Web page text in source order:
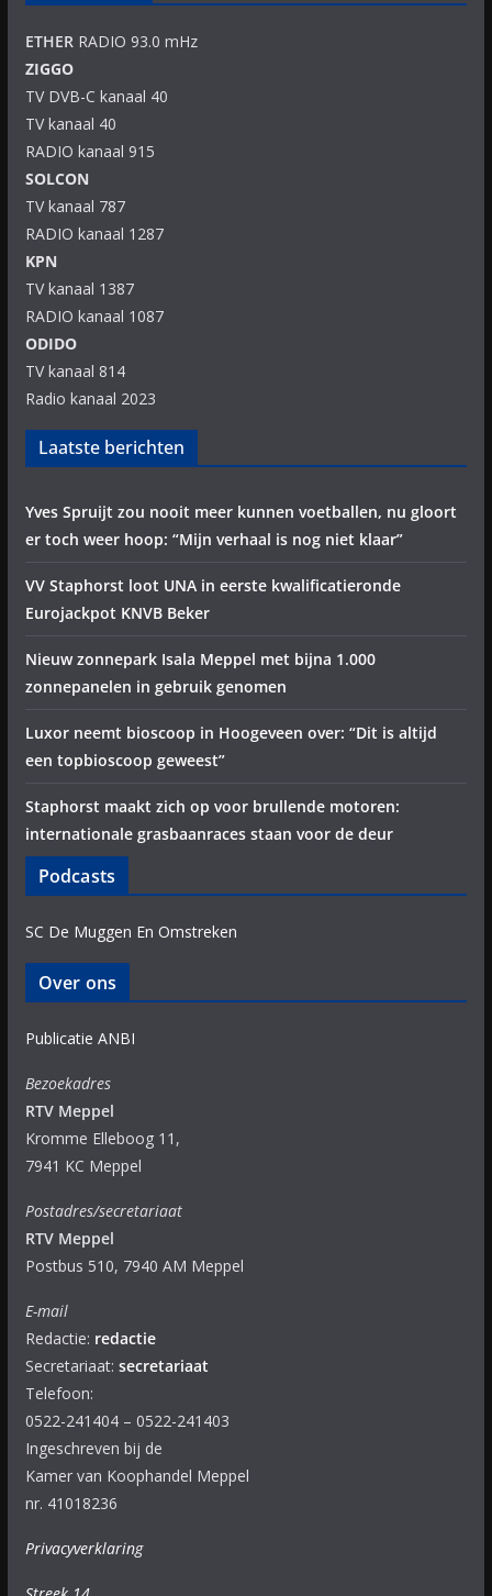
ETHERRADIO 93.0 mHz
ZIGGO
TV DVB-C kanaal 40
TV kanaal 40
RADIO kanaal 915
SOLCON
TV kanaal 787
RADIO kanaal 1287
KPN
TV kanaal 1387
RADIO kanaal 1087
ODIDO
TV kanaal 814
Radio kanaal 2023
Laatste berichten
Yves Spruijt zou nooit meer kunnen voetballen, nu gloort
er toch weer hoop: “Mijn verhaal is nog niet klaar”
VV Staphorst loot UNA in eerste kwalificatieronde
Eurojackpot KNVB Beker
Nieuw zonnepark Isala Meppel met bijna 1.000
zonnepanelen in gebruik genomen
Luxor neemt bioscoop in Hoogeveen over: “Dit is altijd
een topbioscoop geweest”
Staphorst maakt zich op voor brullende motoren:
internationale grasbaanraces staan voor de deur
Podcasts
SC De Muggen En Omstreken
Over ons
Publicatie ANBI
Bezoekadres
RTV Meppel
Kromme Elleboog 11,
7941 KC Meppel
Postadres/secretariaat
RTV Meppel
Postbus 510, 7940 AM Meppel
E-mail
Redactie: redactie
Secretariaat: secretariaat
Telefoon:
0522-241404 – 0522-241403
Ingeschreven bij de
Kamer van Koophandel Meppel
nr. 41018236
Privacyverklaring